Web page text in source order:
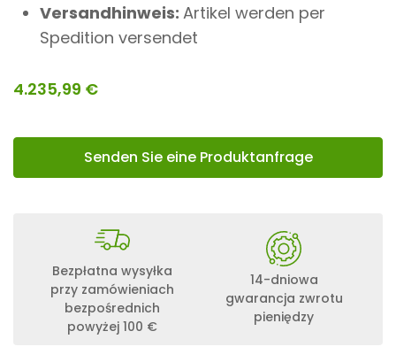
Versandhinweis: Artikel werden per
Spedition versendet
4.235,99 €
Senden Sie eine Produktanfrage
Bezpłatna wysyłka
przy zamówieniach
bezpośrednich
powyżej 100 €
14-dniowa
gwarancja zwrotu
pieniędzy